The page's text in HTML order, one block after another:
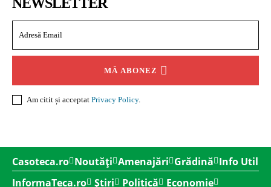
NEWSLETTER
MĂ ABONEZ
Am citit și acceptat Privacy Policy.
Casoteca.ro Noutăți Amenajări Grădină Info Util
InformaTeca.ro Știri Politică Economie